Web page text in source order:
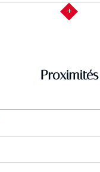
Proximités